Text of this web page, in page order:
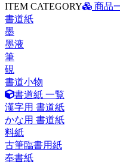
ITEM CATEGORY
商品
書道紙
墨
墨液
筆
硯
書道小物
書道紙 一覧
漢字用 書道紙
かな用 書道紙
料紙
古筆臨書用紙
奉書紙